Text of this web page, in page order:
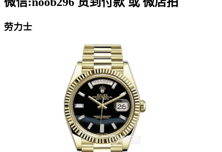
劳力士